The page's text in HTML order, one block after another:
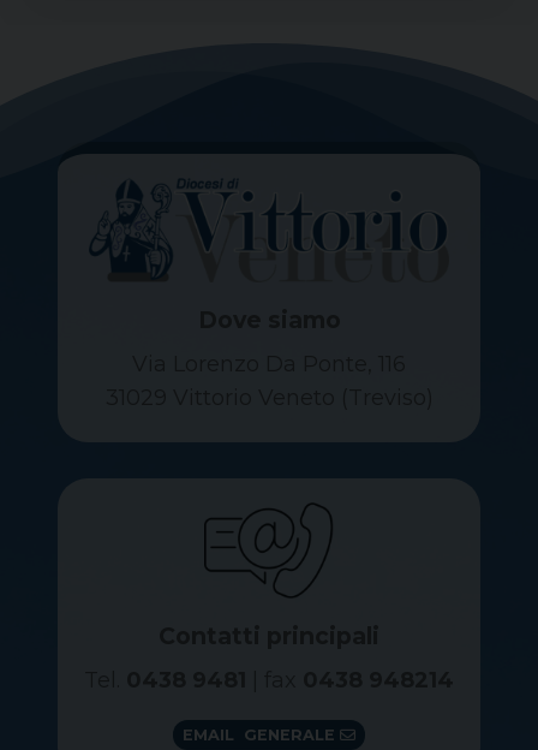
EMAIL GENERALE